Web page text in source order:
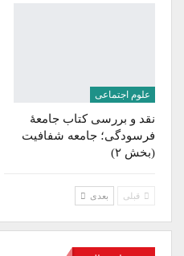
علوم اجتماعی
نقد و بررسی کتاب جامعۀ
فرسودگی؛ جامعه شفافیت
(بخش ۲)
قبلی بعدی